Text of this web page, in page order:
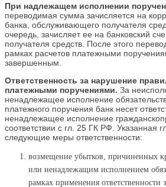
При надлежащем исполнении
переводимая сумма зачисляется на
банка, обслуживающего получателя
очередь, зачисляет ее на банковский
получателя средств. После этого
рамках расчетов платежными
завершенным.
Ответственность за нарушение
платежными поручениями. За
ненадлежащее исполнение
платежного поручения банк несет
ненадлежащее исполнение
соответствии с гл. 25 ГК РФ. Указанная
следующие меры ответственности:
возмещение убытков, причиненных
или ненадлежащим исполнением
рамках применения ответственности